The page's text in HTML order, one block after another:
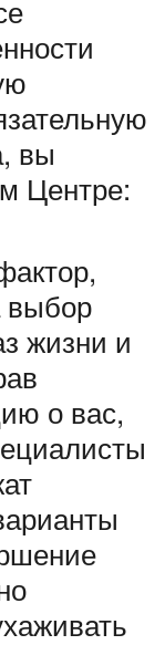
вы
Центре:
выбор
жизни и
о вас,